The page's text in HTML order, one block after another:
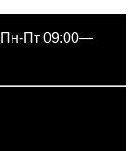
Пн-Пт 09:00—